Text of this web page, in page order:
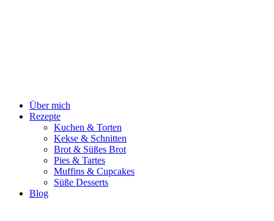
Über mich
Rezepte
Kuchen & Torten
Kekse & Schnitten
Brot & Süßes Brot
Pies & Tartes
Muffins & Cupcakes
Süße Desserts
Blog